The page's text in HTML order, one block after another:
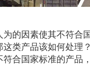
的因素使其不符合
这类产品该如何处理
合国家标准的产品